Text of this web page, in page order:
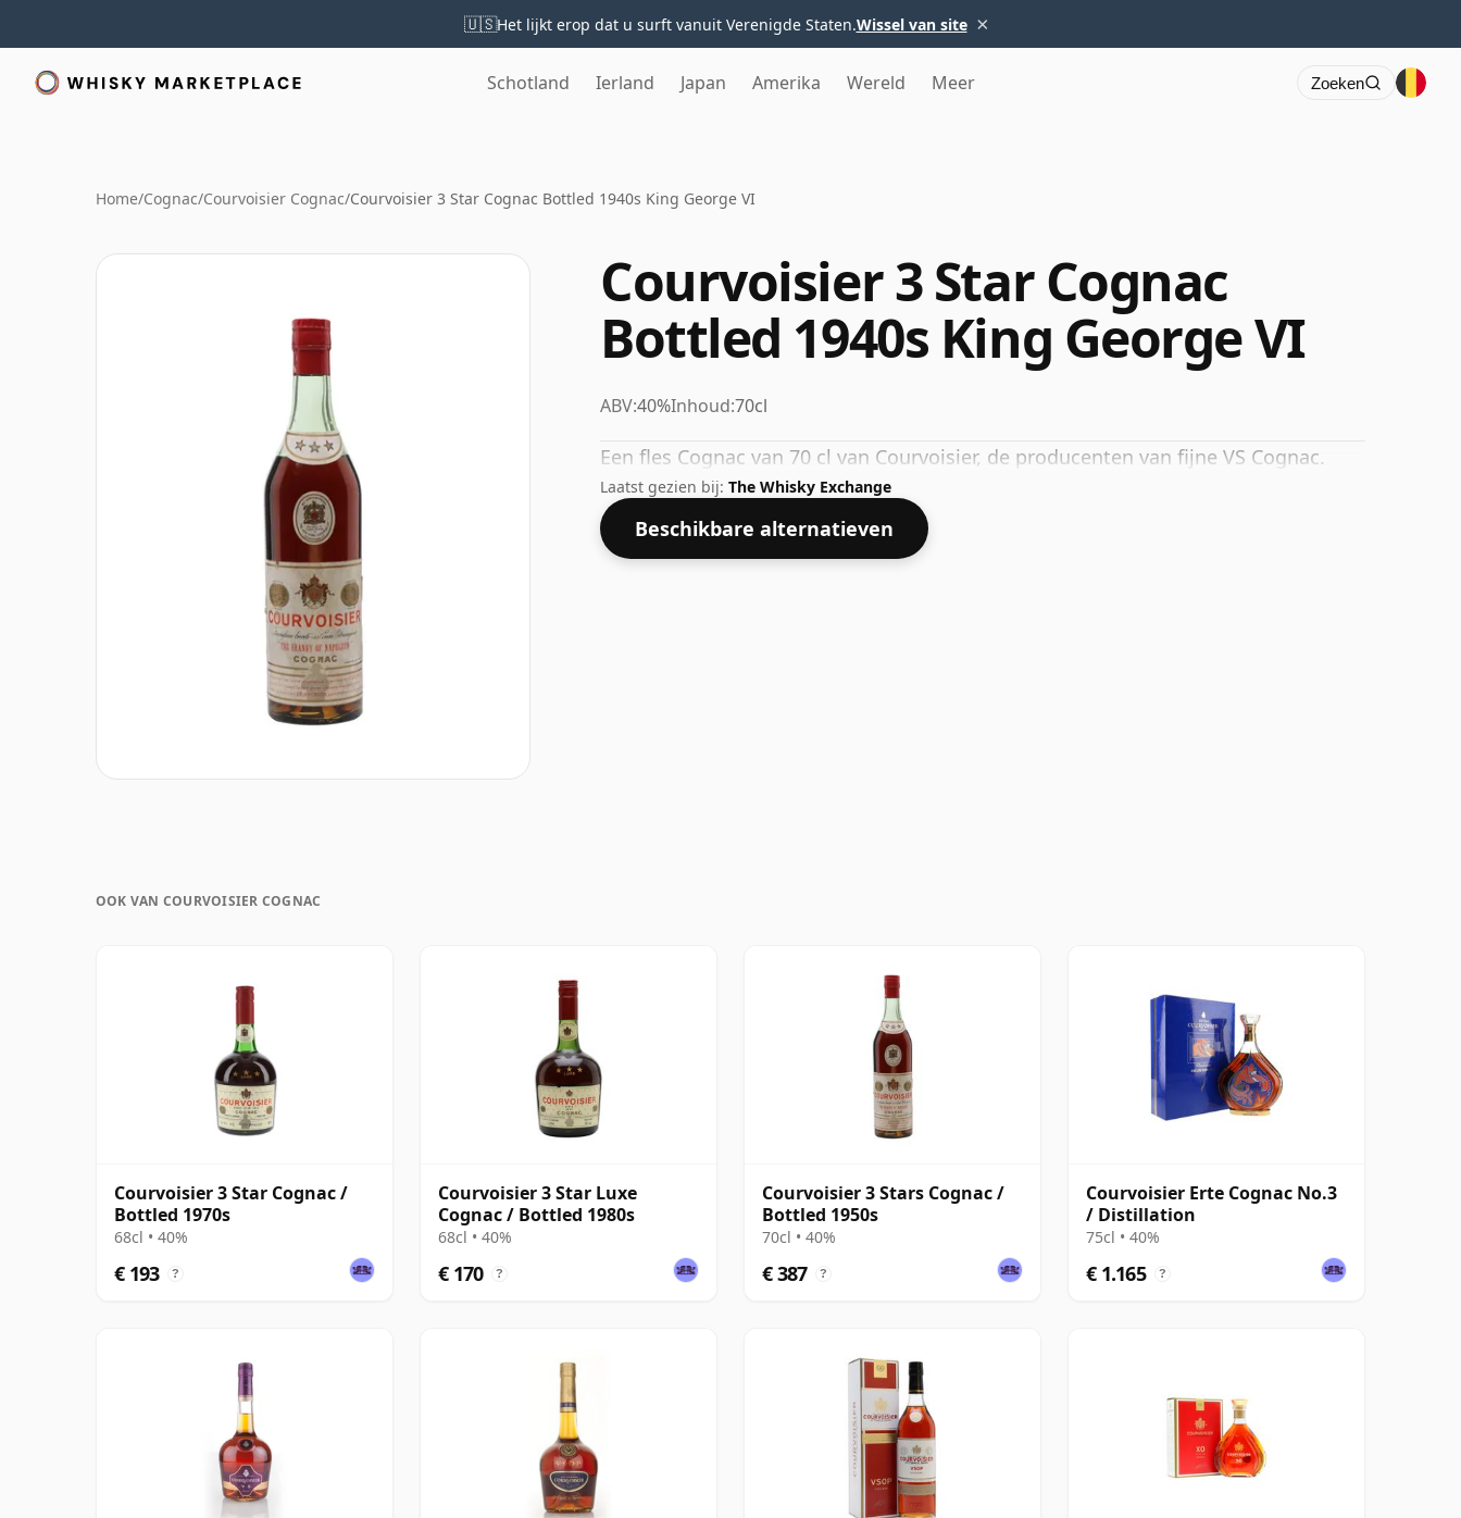
🇺🇸Het lijkt erop dat u surft vanuit Verenigde Staten.Wissel van site ×
Schotland Ierland Japan Amerika Wereld Meer Zoeken
Home/Cognac/Courvoisier Cognac/Courvoisier 3 Star Cognac Bottled 1940s King George VI
Courvoisier 3 Star Cognac
Bottled 1940s King George VI
ABV:40%Inhoud:70cl
Een fles Cognac van 70 cl van Courvoisier, de producenten van fijne VS Cognac.
Laatst gezien bij: The Whisky Exchange
Beschikbare alternatieven
OOK VAN COURVOISIER COGNAC
Courvoisier 3 Star Cognac /
Bottled 1970s
68cl • 40%
€ 193 ?
Courvoisier 3 Star Luxe
Cognac / Bottled 1980s
68cl • 40%
€ 170 ?
Courvoisier 3 Stars Cognac /
Bottled 1950s
70cl • 40%
€ 387 ?
Courvoisier Erte Cognac No.3
/ Distillation
75cl • 40%
€ 1.165 ?